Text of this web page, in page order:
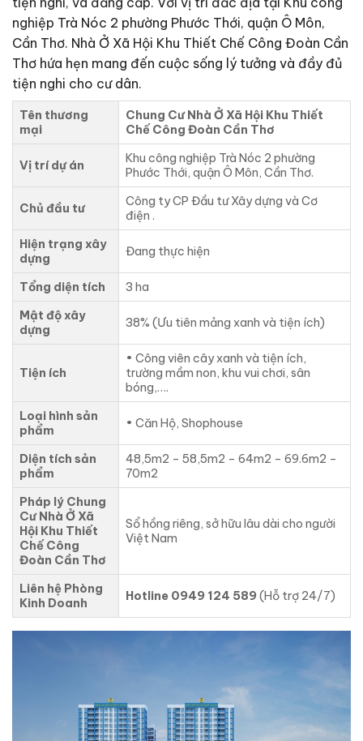
nghiệp Trà Nóc 2 phường Phước Thới, quận Ô Môn,
Cần Thơ. Nhà Ở Xã Hội Khu Thiết Chế Công Đoàn Cần
Thơ hứa hẹn mang đến cuộc sống lý tưởng và đầy đủ
tiện nghi cho cư dân.
Tên thương
mại
Chung Cư Nhà Ở Xã Hội Khu Thiết
Chế Công Đoàn Cần Thơ
Vị trí dự án
Khu công nghiệp Trà Nóc 2 phường
Phước Thới, quận Ô Môn, Cần Thơ.
Chủ đầu tư
Công ty CP Đầu tư Xây dựng và Cơ
điện .
Hiện trạng xây
dựng
Đang thực hiện
Tổng diện tích
3 ha
Mật độ xây
dựng
38% (Ưu tiên mảng xanh và tiện ích)
Tiện ích
• Công viên cây xanh và tiện ích,
trường mầm non, khu vui chơi, sân
bóng,….
Loại hình sản
phẩm
• Căn Hộ, Shophouse
Diện tích sản
phẩm
48,5m2 – 58,5m2 – 64m2 – 69.6m2 –
70m2
Pháp lý Chung
Cư Nhà Ở Xã
Hội Khu Thiết
Chế Công
Đoàn Cần Thơ
Sổ hồng riêng, sở hữu lâu dài cho người
Việt Nam
Liên hệ Phòng
Kinh Doanh
Hotline 0949 124 589(Hỗ trợ 24/7)